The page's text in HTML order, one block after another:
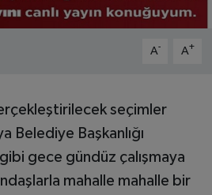
A- A+
seçimler
Belediye Başkanlığı
gece gündüz çalışmaya
mahalle mahalle bir